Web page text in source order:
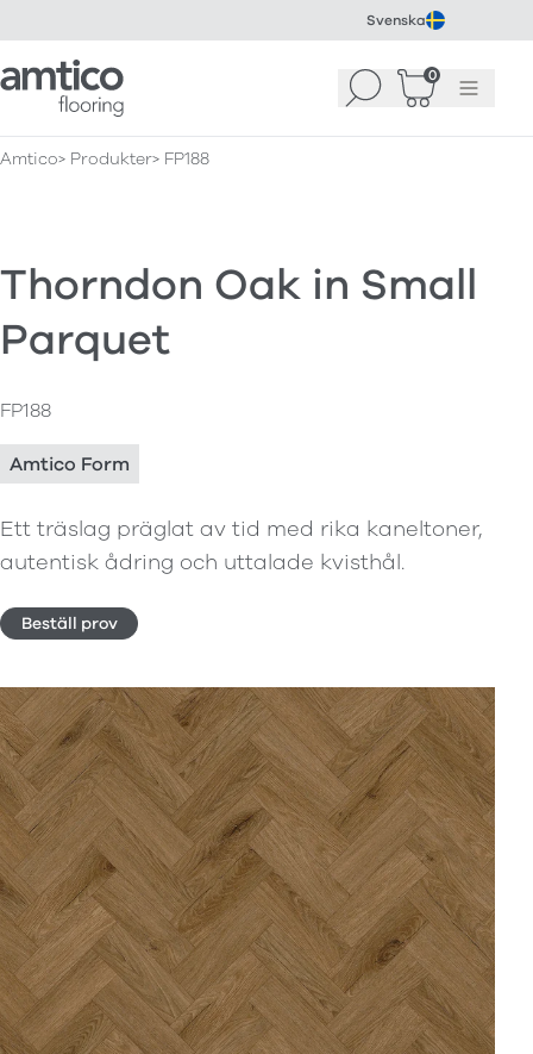
Svenska
Amtico Flooring Sök 0
Korg 0)Meny
Amtico Produkter FP188
Thorndon Oak in Small
Parquet
FP188
Amtico Form
Ett träslag präglat av tid med rika kaneltoner,
autentisk ådring och uttalade kvisthål.
Beställ prov